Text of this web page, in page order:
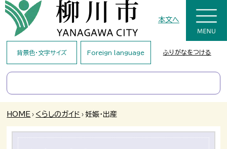
本文へ
背景色・文字サイズ Foreign language ふりがなをつける
HOME › くらしのガイド › 妊娠・出産